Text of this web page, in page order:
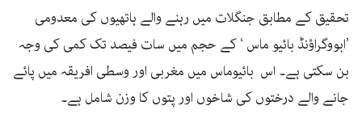
تحقیق کے مطابق جنگلات میں رہنے والے ہاتھیوں کی معدومی
’ابووگراؤنڈ بائیو ماس ‘ کے حجم میں سات فیصد تک کمی کی وجہ
بن سکتی ہے۔ اس بائیوماس میں مغربی اور وسطی افریقہ میں پائے
جانے والے درختوں کی شاخوں اور پتوں کا وزن شامل ہے۔